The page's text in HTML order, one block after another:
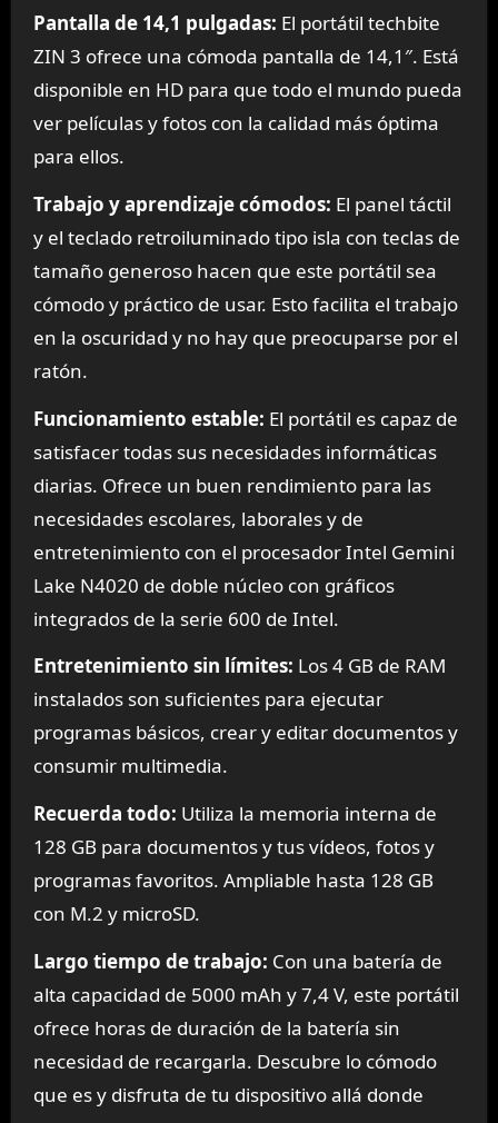
Pantalla de 14,1 pulgadas: El portátil techbite
ZIN 3 ofrece una cómoda pantalla de 14,1″. Está
disponible en HD para que todo el mundo pueda
ver películas y fotos con la calidad más óptima
para ellos.
Trabajo y aprendizaje cómodos: El panel táctil
y el teclado retroiluminado tipo isla con teclas de
tamaño generoso hacen que este portátil sea
cómodo y práctico de usar. Esto facilita el trabajo
en la oscuridad y no hay que preocuparse por el
ratón.
Funcionamiento estable: El portátil es capaz de
satisfacer todas sus necesidades informáticas
diarias. Ofrece un buen rendimiento para las
necesidades escolares, laborales y de
entretenimiento con el procesador Intel Gemini
Lake N4020 de doble núcleo con gráficos
integrados de la serie 600 de Intel.
Entretenimiento sin límites: Los 4 GB de RAM
instalados son suficientes para ejecutar
programas básicos, crear y editar documentos y
consumir multimedia.
Recuerda todo: Utiliza la memoria interna de
128 GB para documentos y tus vídeos, fotos y
programas favoritos. Ampliable hasta 128 GB
con M.2 y microSD.
Largo tiempo de trabajo: Con una batería de
alta capacidad de 5000 mAh y 7,4 V, este portátil
ofrece horas de duración de la batería sin
necesidad de recargarla. Descubre lo cómodo
que es y disfruta de tu dispositivo allá donde